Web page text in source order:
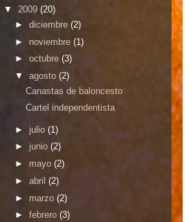
▼ 2009 (20)
► diciembre (2)
► noviembre (1)
► octubre (3)
▼ agosto (2)
Canastas de baloncesto
Cartel independentista
► julio (1)
► junio (2)
► mayo (2)
► abril (2)
► marzo (2)
► febrero (3)